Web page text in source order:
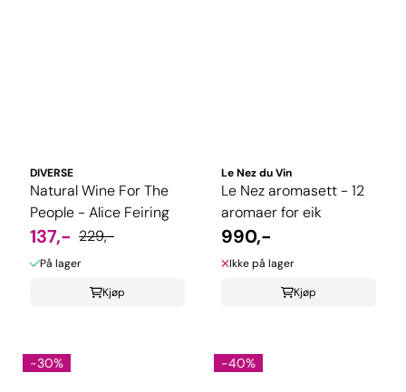
DIVERSE
Natural Wine For The
People - Alice Feiring
137,- 229,-
På lager
Kjøp
Le Nez du Vin
Le Nez aromasett - 12
aromaer for eik
990,-
Ikke på lager
Kjøp
-30% -40%